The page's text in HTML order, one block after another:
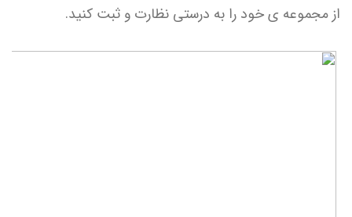
از مجموعه ی خود را به درستی نظارت و ثبت کنید.